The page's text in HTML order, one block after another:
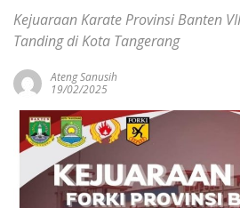
Kejuaraan Karate Provinsi Banten
Tanding di Kota Tangerang
Ateng Sanusih
19/02/2025